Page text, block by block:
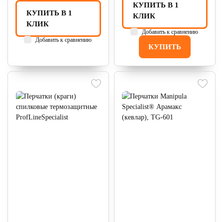
КУПИТЬ В 1
КЛИК
Добавить к сравнению
КУПИТЬ
КУПИТЬ В 1
КЛИК
Добавить к сравнению